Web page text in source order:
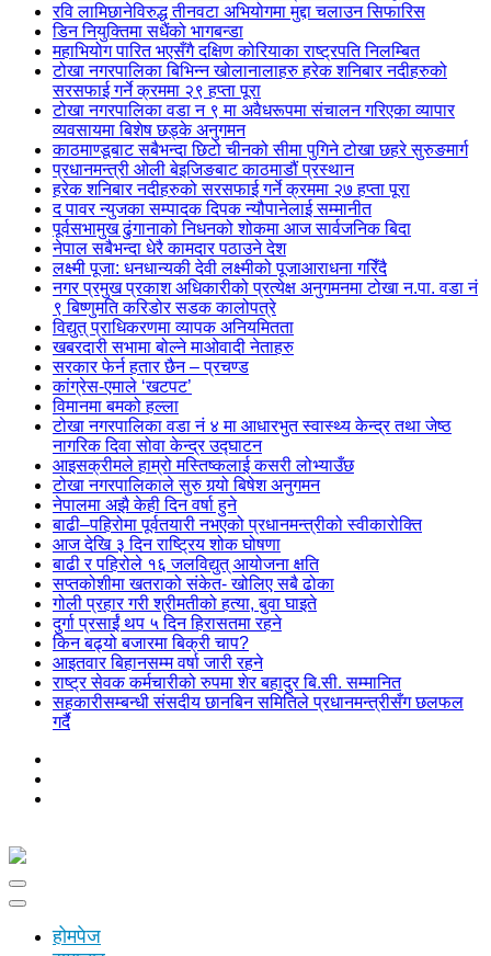
रवि लामिछानेविरुद्ध तीनवटा अभियोगमा मुद्दा चलाउन सिफारिस
डिन नियुक्तिमा सधैंको भागबन्डा
महाभियोग पारित भएसँगै दक्षिण कोरियाका राष्ट्रपति निलम्बित
टोखा नगरपालिका बिभिन्न खोलानालाहरु हरेक शनिबार नदीहरुको
सरसफाई गर्ने क्रममा २९ हप्ता पूरा
टोखा नगरपालिका वडा न ९ मा अवैधरूपमा संचालन गरिएका व्यापार
व्यवसायमा बिशेष छड्के अनुगमन
काठमाण्डूबाट सबैभन्दा छिटो चीनको सीमा पुगिने टोखा छहरे सुरुङमार्ग
प्रधानमन्त्री ओली बेइजिङबाट काठमाडौं प्रस्थान
हरेक शनिबार नदीहरुको सरसफाई गर्ने क्रममा २७ हप्ता पूरा
द पावर न्युजका सम्पादक दिपक न्यौपानेलाई सम्मानीत
पूर्वसभामुख ढुंगानाको निधनको शोकमा आज सार्वजनिक बिदा
नेपाल सबैभन्दा धेरै कामदार पठाउने देश
लक्ष्मी पूजा: धनधान्यकी देवी लक्ष्मीको पूजाआराधना गरिँदै
नगर प्रमुख प्रकाश अधिकारीको प्रत्येक्ष अनुगमनमा टोखा न.पा. वडा नं
९ बिष्णुमति करिडोर सडक कालोपत्रे
विद्युत् प्राधिकरणमा व्यापक अनियमितता
खबरदारी सभामा बोल्ने माओवादी नेताहरु
सरकार फेर्न हतार छैन – प्रचण्ड
कांग्रेस-एमाले ‘खटपट’
विमानमा बमको हल्ला
टोखा नगरपालिका वडा नं ४ मा आधारभुत स्वास्थ्य केन्द्र तथा जेष्ठ
नागरिक दिवा सोवा केन्द्र उद्घाटन
आइसक्रीमले हाम्रो मस्तिष्कलाई कसरी लोभ्याउँछ
टोखा नगरपालिकाले सुरु गर्‍यो बिषेश अनुगमन
नेपालमा अझै केही दिन वर्षा हुने
बाढी–पहिरोमा पूर्वतयारी नभएको प्रधानमन्त्रीको स्वीकारोक्ति
आज देखि ३ दिन राष्ट्रिय शोक घोषणा
बाढी र पहिरोले १६ जलविद्युत् आयोजना क्षति
सप्तकोशीमा खतराको संकेत- खोलिए सबै ढोका
गोली प्रहार गरी श्रीमतीको हत्या, बुवा घाइते
दुर्गा प्रसाईं थप ५ दिन हिरासतमा रहने
किन बढ्यो बजारमा बिक्री चाप?
आइतवार बिहानसम्म वर्षा जारी रहने
राष्ट्र सेवक कर्मचारीको रुपमा शेर बहादुर बि.सी. सम्मानित
सहकारीसम्बन्धी संसदीय छानबिन समितिले प्रधानमन्त्रीसँग छलफल
गर्दै
होमपेज